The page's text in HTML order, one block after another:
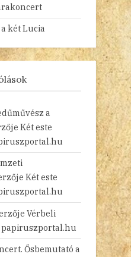
két Lucia
a
Két este
Két este
Vérbeli
papiruszportal.hu
Ősbemutató a